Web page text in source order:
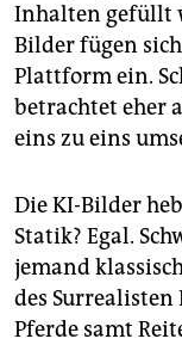
Inhalten gefüllt
Bilder fügen
Plattform ein.
betrachtet eher
eins zu eins
Die KI-Bilder
Statik? Egal.
jemand
des
Pferde samt